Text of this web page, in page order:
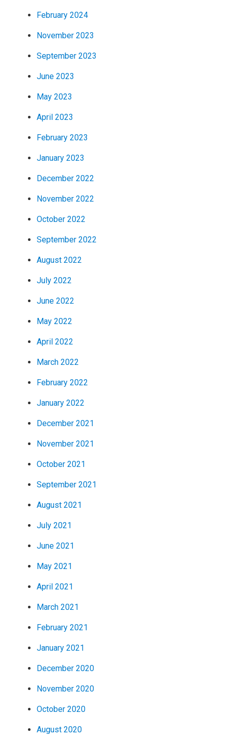
February 2024
November 2023
September 2023
June 2023
May 2023
April 2023
February 2023
January 2023
December 2022
November 2022
October 2022
September 2022
August 2022
July 2022
June 2022
May 2022
April 2022
March 2022
February 2022
January 2022
December 2021
November 2021
October 2021
September 2021
August 2021
July 2021
June 2021
May 2021
April 2021
March 2021
February 2021
January 2021
December 2020
November 2020
October 2020
August 2020